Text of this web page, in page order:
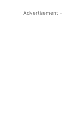
- Advertisement -